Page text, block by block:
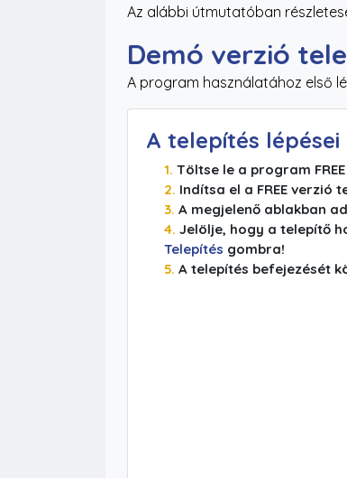
Az alábbi útmutatóban
Demó verzió
A program használatához első
A telepítés lépései
Töltse le a program
Indítsa el a FREE verzió
A megjelenő ablakban
Jelölje, hogy a telepítő
Telepítés gombra!
A telepítés befejezését